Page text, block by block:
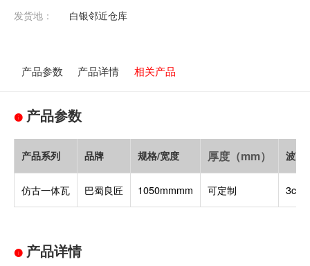
发货地：
白银邻近仓库
产品参数 产品详情 相关产品
产品参数
产品系列 品牌 规格/宽度 厚度（mm） 波高
仿古一体瓦 巴蜀良匠 1050mmmm 可定制 3cm
产品详情